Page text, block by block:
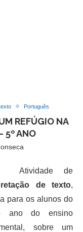
Português
REFÚGIO NA
5º ANO
de
de texto,
para os alunos do
ano do ensino
sobre um